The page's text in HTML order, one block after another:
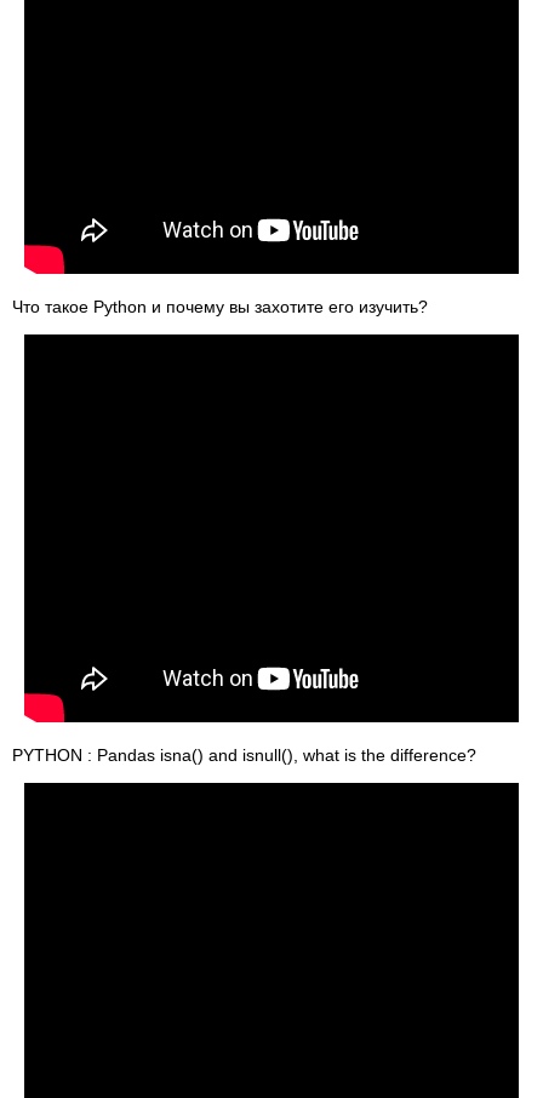
Что такое Python и почему вы захотите его изучить?
PYTHON : Pandas isna() and isnull(), what is the difference?